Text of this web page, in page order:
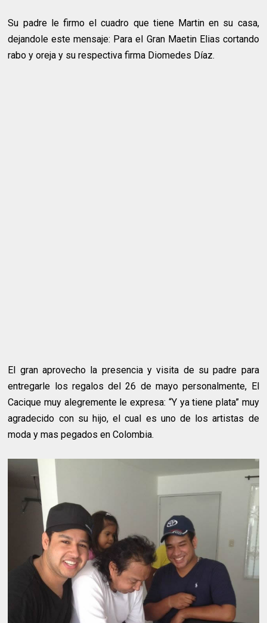
Su padre le firmo el cuadro que tiene Martin en su casa,
dejandole este mensaje: Para el Gran Maetin Elias cortando
rabo y oreja y su respectiva firma Diomedes Díaz.
El gran aprovecho la presencia y visita de su padre para
entregarle los regalos del 26 de mayo personalmente, El
Cacique muy alegremente le expresa: “Y ya tiene plata” muy
agradecido con su hijo, el cual es uno de los artistas de
moda y mas pegados en Colombia.